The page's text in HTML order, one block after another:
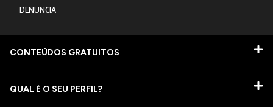
DENUNCIA
CONTEÚDOS GRATUITOS
QUAL É O SEU PERFIL?